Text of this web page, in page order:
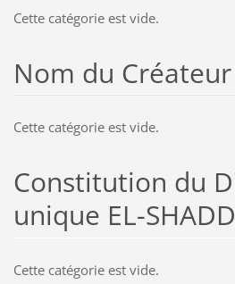
Cette catégorie est vide.
Nom du
Cette catégorie est vide.
Constitution du
unique EL-
Cette catégorie est vide.